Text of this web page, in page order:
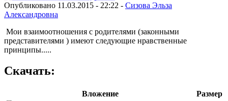
Опубликовано 11.03.2015 - 22:22 - Сизова Эльза
Александровна
Мои взаимоотношения с родителями (законными
представителями ) имеют следующие нравственные
принципы.....
Скачать:
Вложение
Размер